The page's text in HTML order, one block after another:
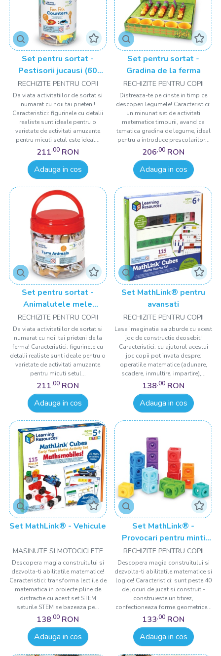
Set pentru sortat -
Pestisorii jucausi (60
piese)
RECHIZITE PENTRU COPII
Da viata activitatiilor de sortat si
numarat cu noii tai prieteni!
Caracteristici: figurinele cu detalii
realiste sunt ideale pentru o
varietate de activitati amuzante
pentru micuti setul este ideal...
211,00 RON
Adauga in cos
Set pentru sortat -
Gradina de la ferma
RECHIZITE PENTRU COPII
Distreaza-te pe cinste in timp ce
descoperi legumele! Caracteristici:
un minunat set de activitati
matematice timpurii, avand ca
tematica gradina de legume, ideal
pentru a introduce prescolarilor...
206,00 RON
Adauga in cos
Set pentru sortat -
Animalutele mele
preferate
RECHIZITE PENTRU COPII
Da viata activitatiilor de sortat si
numarat cu noii tai prieteni de la
ferma! Caracteristici: figurinele cu
detalii realiste sunt ideale pentru o
varietate de activitati amuzante
pentru micuti setul...
211,00 RON
Adauga in cos
Set MathLink® pentru
avansati
RECHIZITE PENTRU COPII
Lasa imaginatia sa zburde cu acest
joc de constructie deosebit!
Caracteristici: cu ajutorul acestui
joc copii pot invata despre:
operatiile matematice (adunare,
scadere, inmultire, impartire),...
138,00 RON
Adauga in cos
Set MathLink® - Vehicule
MASINUTE SI MOTOCICLETE
Descopera magia construitului si
dezvolta-ti abilitatile matematice!
Caracteristici: transforma lectiile de
matematica in proiecte pline de
distractie cu acest set STEM
seturile STEM se bazeaza pe...
138,00 RON
Adauga in cos
Set MathLink® -
Provocari pentru minti
geniale
RECHIZITE PENTRU COPII
Descopera magia construitului si
dezvolta-ti abilitatile matematice si
logice! Caracteristici: sunt peste 40
de jocuri de jucat si construit -
construieste un titirez,
confectioneaza forme geometrice...
133,00 RON
Adauga in cos